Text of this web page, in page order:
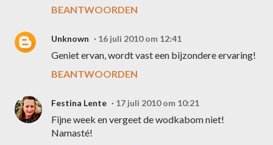
BEANTWOORDEN
Unknown 16 juli 2010 om 12:41
Geniet ervan, wordt vast een bijzondere ervaring!
BEANTWOORDEN
Festina Lente 17 juli 2010 om 10:21
Fijne week en vergeet de wodkabom niet!
Namasté!